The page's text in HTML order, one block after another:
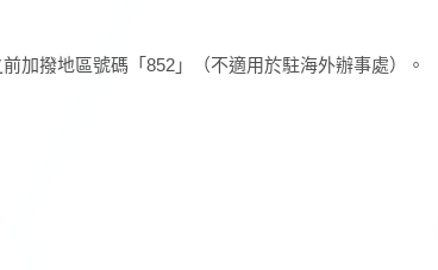
加撥地區號碼「852」（不適用於駐海外辦事處）。